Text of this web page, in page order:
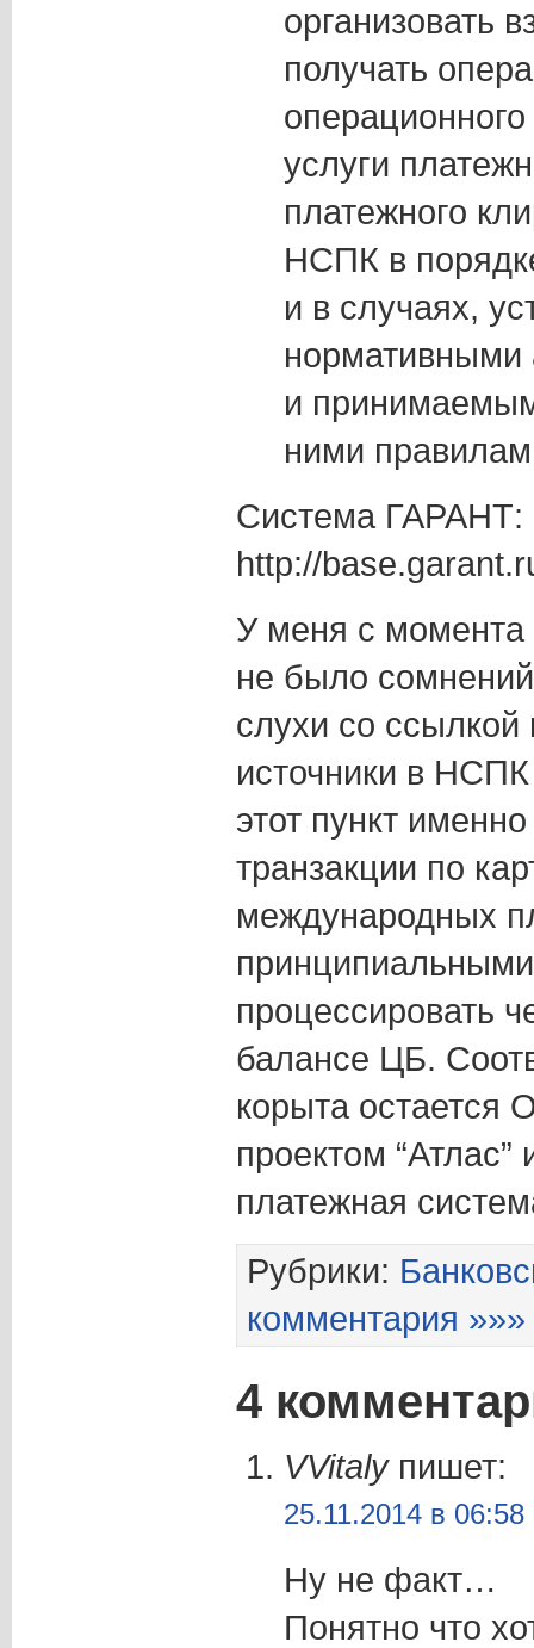
организовать
получать
услуги
платежного
НСПК в
и в случаях,
нормативными
и
ними
Система ГАРАНТ:
http://
У меня с момента
не было сомнений
слухи со
источники в
этот пункт
транзакции по
международных
процессировать
балансе ЦБ.
корыта
проектом
платежная
Рубрики:
комментария »»»
4
VVitalyпишет:
25.11.2014 в 06:58
Ну не факт…
Понятно что